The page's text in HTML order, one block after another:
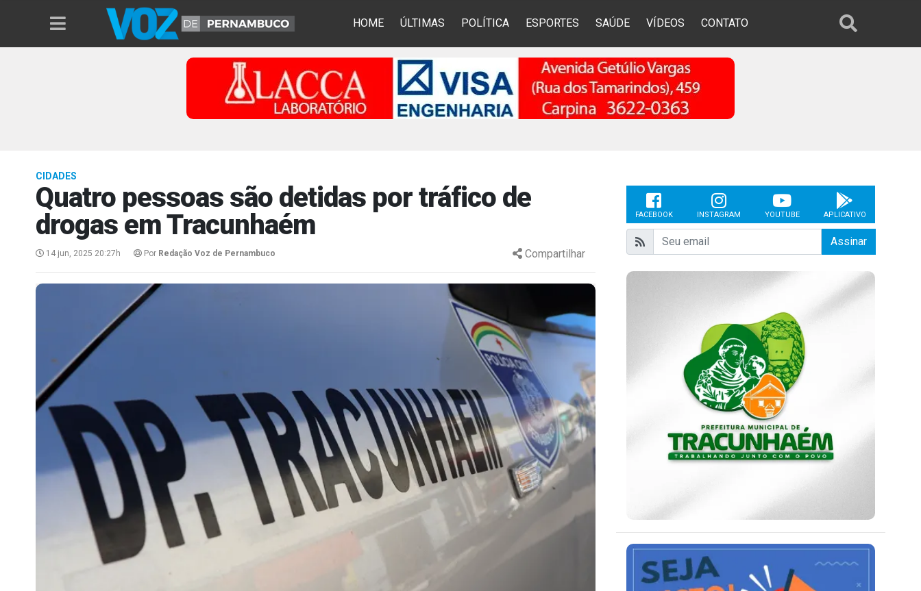
HOME ÚLTIMAS POLÍTICA ESPORTES SAÚDE VÍDEOS CONTATO
CIDADES
Quatro pessoas são detidas por tráfico de
drogas em Tracunhaém
14 jun, 2025 20:27h Por Redação Voz de Pernambuco Compartilhar
FACEBOOK INSTAGRAM YOUTUBE APLICATIVO
Assinar